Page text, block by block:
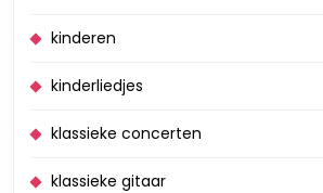
kinderen
kinderliedjes
klassieke concerten
klassieke gitaar